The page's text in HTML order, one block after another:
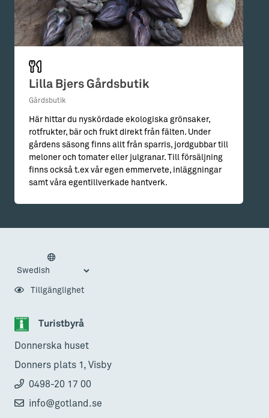
Lilla Bjers Gårdsbutik
Gårdsbutik
Här hittar du nyskördade ekologiska grönsaker,
rotfrukter, bär och frukt direkt från fälten. Under
gårdens säsong finns allt från sparris, jordgubbar till
meloner och tomater eller julgranar. Till försäljning
finns också t.ex vår egen emmervete, inläggningar
samt våra egentillverkade hantverk.
Turistbyrå
Donnerska huset
Donners plats 1, Visby
0498-20 17 00
info@gotland.se
Tillgänglighet